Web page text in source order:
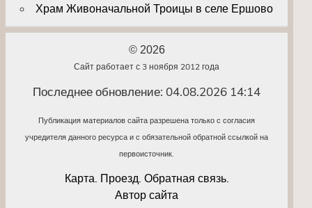
Храм Живоначальной Троицы в селе Ершово
© 2026
Сайт работает с 3 ноября 2012 года
Последнее обновление: 04.08.2026 14:14
Публикация материалов сайта разрешена только с согласия
учредителя данного ресурса и с обязательной обратной ссылкой на
первоисточник.
Карта. Проезд. Обратная связь.
Автор сайта